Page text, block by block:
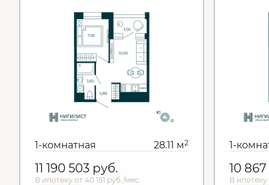
1-комнатная 28.11 м2
11 190 503 руб.
В ипотеку от 40 151 руб./мес.
1-
10
В ипотеку